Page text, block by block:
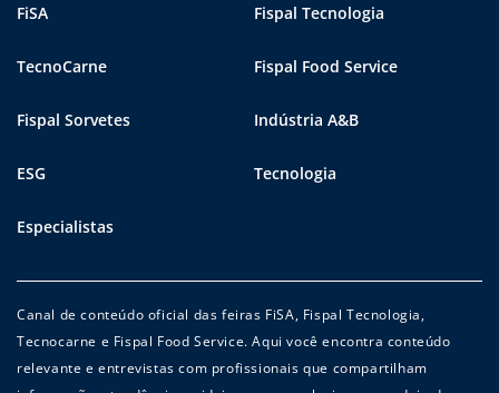
FiSA Fispal Tecnologia
TecnoCarne Fispal Food Service
Fispal Sorvetes Indústria A&B
ESG Tecnologia
Especialistas
Canal de conteúdo oficial das feiras FiSA, Fispal Tecnologia,
Tecnocarne e Fispal Food Service. Aqui você encontra conteúdo
relevante e entrevistas com profissionais que compartilham